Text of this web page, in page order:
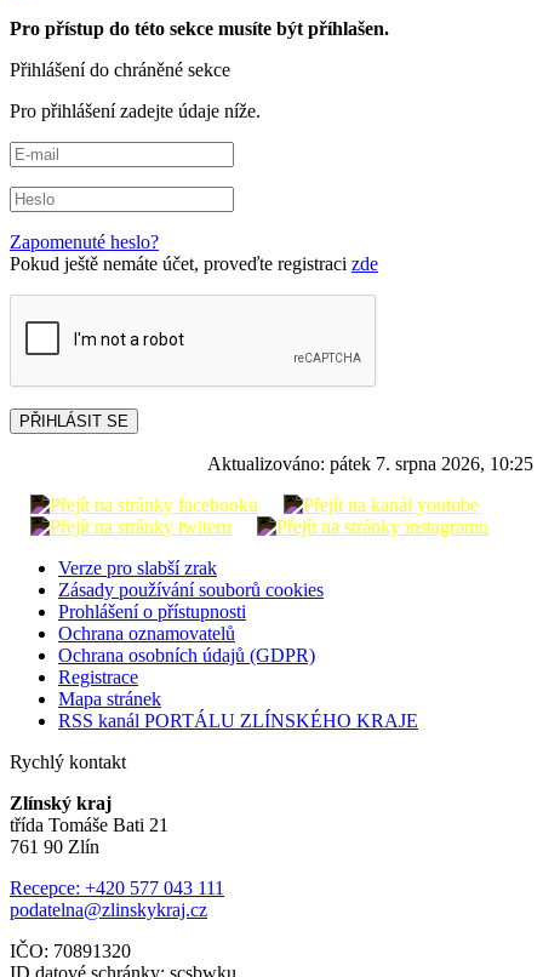
Pro přístup do této sekce musíte být příhlašen.
Přihlášení do chráněné sekce
Pro přihlášení zadejte údaje níže.
Zapomenuté heslo?
Pokud ještě nemáte účet, proveďte registraci zde
PŘIHLÁSIT SE
Aktualizováno: pátek 7. srpna 2026, 10:25
Verze pro slabší zrak
Zásady používání souborů cookies
Prohlášení o přístupnosti
Ochrana oznamovatelů
Ochrana osobních údajů (GDPR)
Registrace
Mapa stránek
RSS kanál PORTÁLU ZLÍNSKÉHO KRAJE
Rychlý kontakt
Zlínský kraj
třída Tomáše Bati 21
761 90 Zlín
Recepce: +420 577 043 111
podatelna@zlinskykraj.cz
IČO: 70891320
ID datové schránky: scsbwku